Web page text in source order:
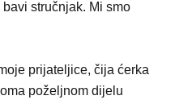
stručnjak. Mi smo
prijateljice, čija ćerka
poželjnom dijelu